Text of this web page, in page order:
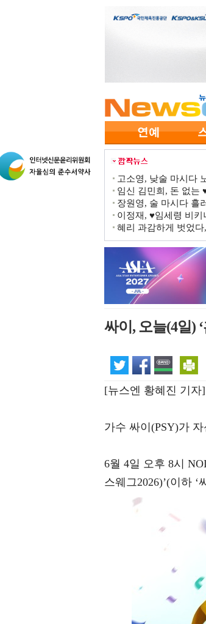
고소영, 낮술 마시다
임신 김민희, 돈 없는
장원영, 술 마시다 흘
이정재, ♥임세령 비
혜리 과감하게 벗었다
싸이, 오늘(4일)
[뉴스엔 황혜진 기자]
가수 싸이(PSY)가
6월 4일 오후 8시
스웨그2026)’(이하